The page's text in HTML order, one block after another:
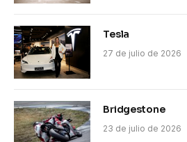
Tesla
27 de julio de 2026
Bridgestone
23 de julio de 2026